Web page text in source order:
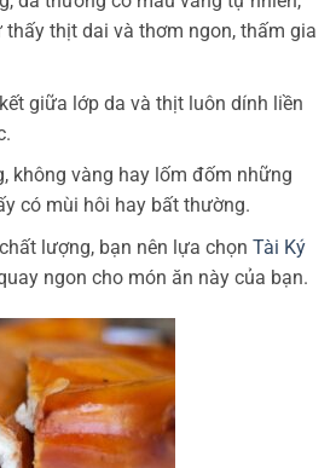
thịt dai và thơm ngon, thấm gia
giữa lớp da và thịt luôn dính liền
không vàng hay lốm đốm những
có mùi hôi hay bất thường.
lượng, bạn nên lựa chọn Tài Ký
ngon cho món ăn này của bạn.